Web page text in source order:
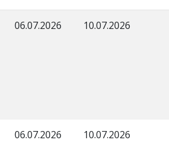
06.07.2026 10.07.2026
06.07.2026 10.07.2026